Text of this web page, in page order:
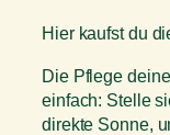
Hier kaufst du
Die Pflege
einfach: Stelle
direkte Sonne,